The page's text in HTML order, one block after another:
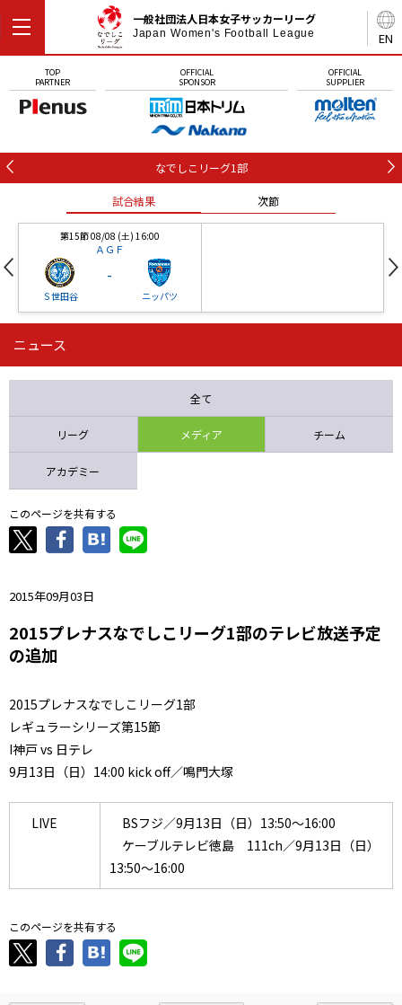
EN
一般社団法人日本女子サッカーリーグ
Japan Women's Football League
TOP
PARTNER
OFFICIAL
SPONSOR
OFFICIAL
SUPPLIER
なでしこリーグ1部
試合結果 次節
第15節 08/08 (土) 16:00
ＡＧＦ
Ｓ世田谷
-
ニッパツ
第16節 09/05 (土) 15:00
ニッパツ 石人の星
ニュース
全て
リーグ メディア チーム
アカデミー
このページを共有する
2015年09月03日
2015プレナスなでしこリーグ1部のテレビ放送予定
の追加
2015プレナスなでしこリーグ1部
レギュラーシリーズ第15節
I神戸 vs 日テレ
9月13日（日）14:00 kick off／鳴門大塚
LIVE
BSフジ／9月13日（日）13:50～16:00
ケーブルテレビ徳島 111ch／9月13日（日）
13:50～16:00
このページを共有する